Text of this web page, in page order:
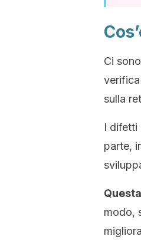
Ci
verifica
sulla
I difetti
parte,
modo,